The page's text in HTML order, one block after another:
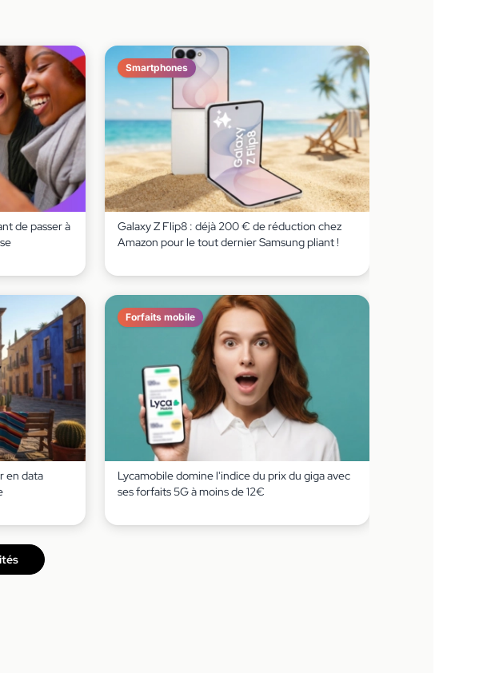
de passer à
Smartphones
Galaxy Z Flip8 : déjà 200 € de réduction chez
Amazon pour le tout dernier Samsung pliant !
en data
Forfaits mobile
Lycamobile domine l'indice du prix du giga avec
ses forfaits 5G à moins de 12€